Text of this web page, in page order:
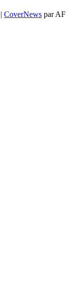
| CoverNews par AF